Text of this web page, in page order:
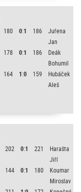
180 0:1 186
Juřena
Jan
178 0:1 186
Deák
Bohumil
164 1:0 159
Hubáček
Aleš
202 0:1 221
Harašta
Jiří
144 0:1 180
Koumar
Miroslav